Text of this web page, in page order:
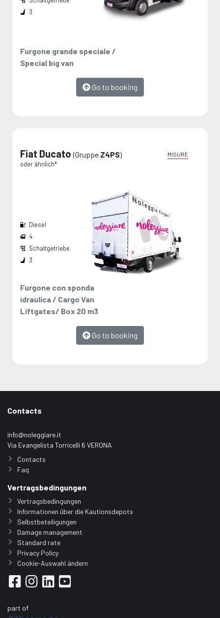
Furgone grande speciale /
Special big van
Go to booking
3
Fiat Ducato(Gruppe Z4PS)
oder ähnlich*
Furgone con sponda
idraulica / Cargo Van
Liftgates/ Box 20 m3
MISURE
Go to booking
Diesel
4
Schaltgetriebe
3
Contacts
info@noleggiare.it
Via Evangelista Torricelli 6 VERONA
Contacts
Faq
Vertragsbedingungen
Vertragsbedingungen
Informationen über die Kautionsdepots
Selbstbeteiligungen
Damage management
Standard rate
Privacy Policy
Cookie-Auswahl ändern
part of